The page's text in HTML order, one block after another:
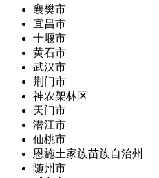
襄樊市
宜昌市
十堰市
黄石市
武汉市
荆门市
神农架林区
天门市
潜江市
仙桃市
恩施土家族苗族自治州
随州市